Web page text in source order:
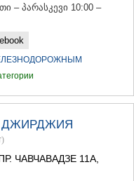
– პარასკევი 10:00 –
ДЖИРДЖИЯ
)
ЧАВЧАВАДЗЕ 11А,